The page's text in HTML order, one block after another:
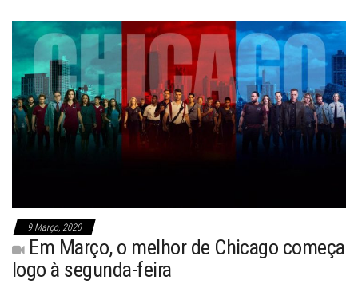
9 Março, 2020
Em Março, o melhor de Chicago começa
logo à segunda-feira